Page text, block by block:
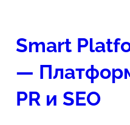
содержимому
Smart
—
PR и SEO